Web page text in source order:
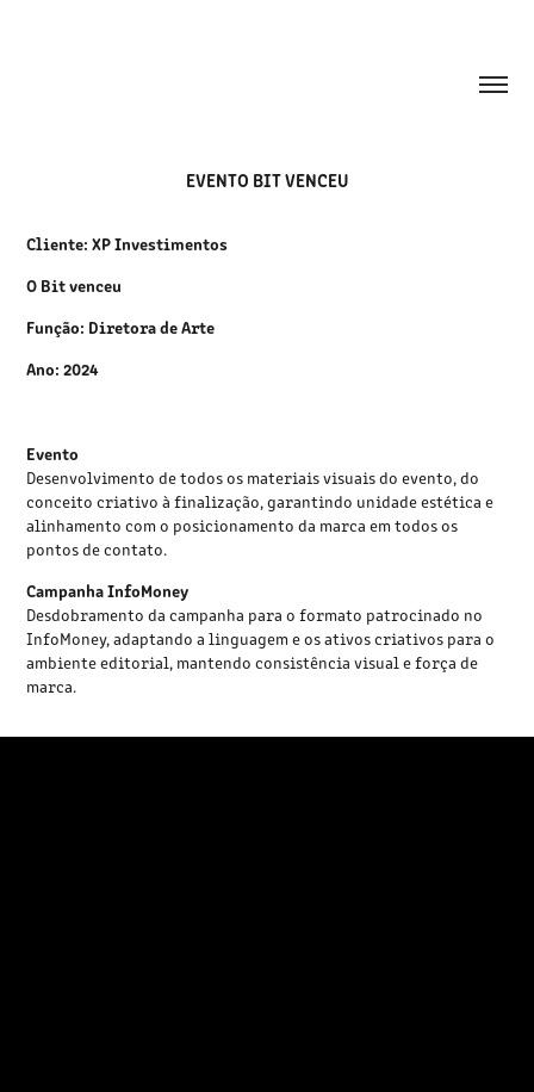
EVENTO BIT VENCEU
Cliente: XP Investimentos
O Bit venceu
Função: Diretora de Arte
Ano: 2024
Evento
Desenvolvimento de todos os materiais visuais do evento, do
conceito criativo à finalização, garantindo unidade estética e
alinhamento com o posicionamento da marca em todos os
pontos de contato.
Campanha InfoMoney
Desdobramento da campanha para o formato patrocinado no
InfoMoney, adaptando a linguagem e os ativos criativos para o
ambiente editorial, mantendo consistência visual e força de
marca.